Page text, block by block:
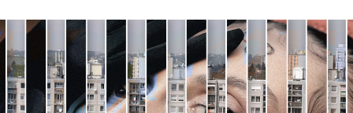
Pro děti
edu
Vše o ČT